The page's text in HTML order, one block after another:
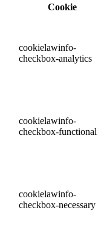
Cookie
cookielawinfo-
checkbox-analytics
cookielawinfo-
checkbox-functional
cookielawinfo-
checkbox-necessary